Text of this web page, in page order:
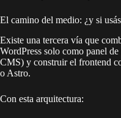
El camino del medio: ¿y si
Existe una tercera vía que
WordPress solo como panel
CMS) y construir el frontend
o Astro.
Con esta arquitectura: